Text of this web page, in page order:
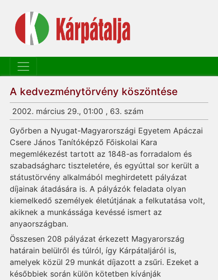
A kedvezménytörvény köszöntése
2002. március 29., 01:00 , 63. szám
Győrben a Nyugat-Magyarországi Egyetem Apáczai
Csere János Tanítóképző Főiskolai Kara
megemlékezést tartott az 1848-as forradalom és
szabadságharc tiszteletére, és egyúttal sor került a
státustörvény alkalmából meghirdetett pályázat
díjainak átadására is. A pályázók feladata olyan
kiemelkedő személyek életútjának a felkutatása volt,
akiknek a munkássága kevéssé ismert az
anyaországban.
Összesen 208 pályázat érkezett Magyarország
határain belülről és túlról, így Kárpátaljáról is,
amelyek közül 29 munkát díjazott a zsűri. Ezeket a
későbbiek során külön kötetben kívánják